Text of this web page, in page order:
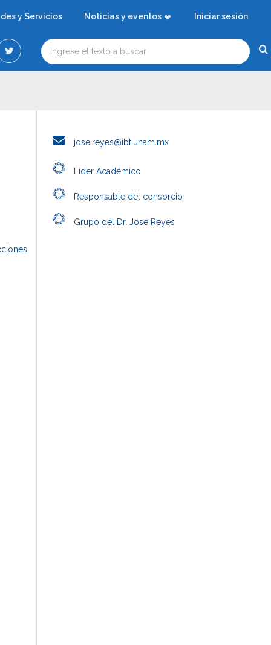
y Servicios Noticias y eventos Iniciar sesión
jose.reyes@ibt.unam.mx
Líder Académico
Responsable del consorcio
Grupo del Dr. Jose Reyes